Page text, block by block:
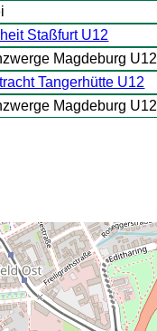
Staßfurt U12
Magdeburg U12
Tangerhütte U12
Magdeburg U12